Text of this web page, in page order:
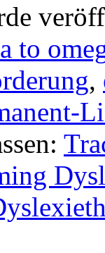
to
,